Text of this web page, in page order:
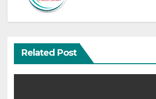
Related Post